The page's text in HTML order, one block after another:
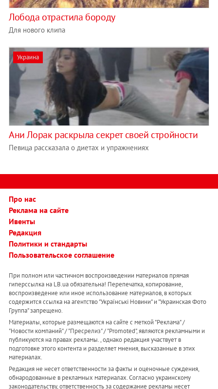
Лобода отрастила бороду
Для нового клипа
Украина
Ани Лорак раскрыла секрет своей стройности
Певица рассказала о диетах и упражнениях
Про нас
Реклама на сайте
Ивенты
Редакция
Политики и стандарты
Пользовательское соглашение
При полном или частичном воспроизведении материалов прямая
гиперссылка на LB.ua обязательна! Перепечатка, копирование,
воспроизведение или иное использование материалов, в которых
содержится ссылка на агентство "Українськi Новини" и "Украинская Фото
Группа" запрещено.
Материалы, которые размещаются на сайте с меткой "Реклама" /
"Новости компаний" / "Пресрелиз" / "Promoted", являются рекламными и
публикуются на правах рекламы. , однако редакция участвует в
подготовке этого контента и разделяет мнения, высказанные в этих
материалах.
Редакция не несет ответственности за факты и оценочные суждения,
обнародованные в рекламных материалах. Согласно украинскому
законодательству, ответственность за содержание рекламы несет